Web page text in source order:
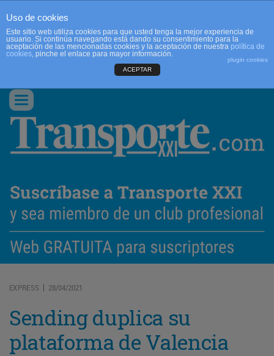
CONTACTO
Conmutar
navegación
EXPRESS | 28/04/2021
Sending duplica su
plataforma de Valencia
Uso de cookies
Este sitio web utiliza cookies para que usted tenga la mejor experiencia de
usuario. Si continúa navegando está dando su consentimiento para la
aceptación de las mencionadas cookies y la aceptación de nuestra política de
cookies, pinche el enlace para mayor información.
plugin cookies
ACEPTAR